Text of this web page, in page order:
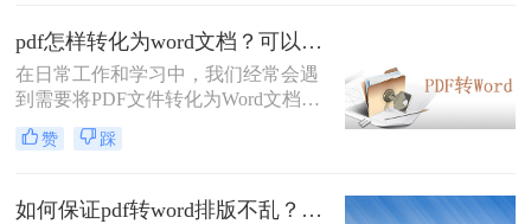
公文件传输中。然而，PDF文件的编
辑和操作更麻烦。此时，许多朋友问
小编如何将pdf转word文档怎么转。将
们看看如何转换吧！
pdf怎样转化为word文档？可以试试这三种方法~
在日常工作和学习中，我们经常会遇
到需要将PDF文件转化为Word文档的
情况，以便于编辑和修改。那么PDF
怎样转化为Word文档呢？本文将介绍
助您轻松实现格式转换。
赞 踩
如何保证pdf转word排版不乱？这三个简单实用方法一定能帮到你！